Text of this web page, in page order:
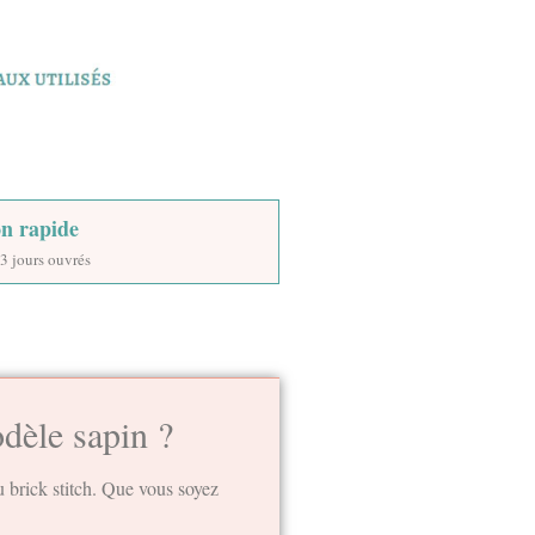
rapide
jours ouvrés
sapin ?
brick stitch. Que vous soyez